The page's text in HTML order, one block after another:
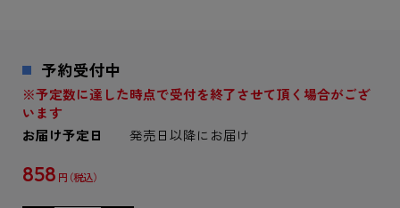
予約受付中
※予定数に達した時点で受付を終了させて頂く場合がござ
います
お届け予定日
発売日以降にお届け
858 円